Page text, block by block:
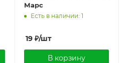
Марс
Есть в наличии: 1
19₽/шт
В корзину